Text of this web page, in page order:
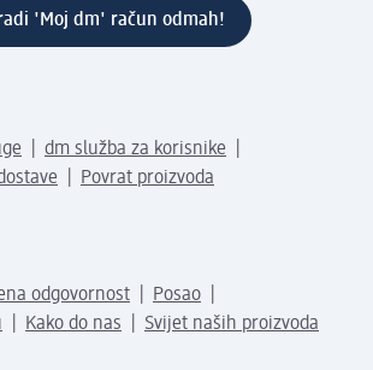
'Moj dm' račun odmah!
dm služba za korisnike
Povrat proizvoda
odgovornost
Posao
Kako do nas Svijet naših proizvoda